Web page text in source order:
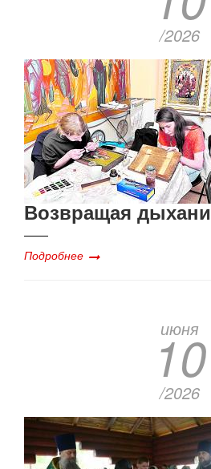
/2026
Возвращая
Подробнее
июня
10
/2026